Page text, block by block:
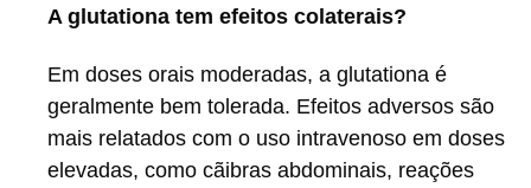
A glutationa tem efeitos colaterais?
Em doses orais moderadas, a glutationa é
geralmente bem tolerada. Efeitos adversos são
mais relatados com o uso intravenoso em doses
elevadas, como cãibras abdominais, reações